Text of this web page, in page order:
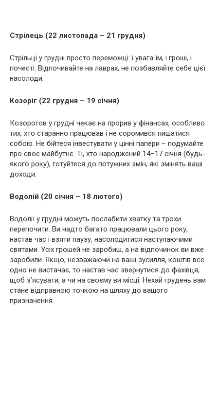
Стрілець (22 листопада – 21 грудня)
Стрільці у грудні просто переможці: і увага їм, і гроші, і
почесті. Відпочивайте на лаврах, не позбавляйте себе цієї
насолоди.
Козоріг (22 грудня – 19 січня)
Козорогов у грудні чекає на прорив у фінансах, особливо
тих, хто старанно працював і не соромився пишатися
собою. Не бійтеся інвестувати у цінні папери – подумайте
про своє майбутнє. Ті, хто народжений 14–17 січня (будь-
якого року), готуйтеся до потужних змін, які змінять ваші
доходи.
Водолій (20 січня – 18 лютого)
Водолії у грудні можуть послабити хватку та трохи
перепочити. Ви надто багато працювали цього року,
настав час і взяти паузу, насолодитися наступаючими
святами. Усіх грошей не заробиш, а на відпочинок ви вже
заробили. Якщо, незважаючи на ваші зусилля, коштів все
одно не вистачає, то настав час звернутися до фахівця,
щоб з’ясувати, а чи на своєму ви місці. Нехай грудень вам
стане відправною точкою на шляху до вашого
призначення.